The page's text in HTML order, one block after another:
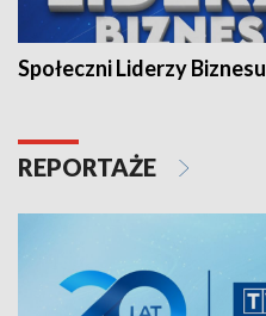
Społeczni Liderzy Biznesu
REPORTAŻE